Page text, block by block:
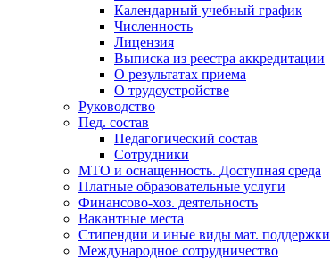
Календарный учебный график
Численность
Лицензия
Выписка из реестра аккредитации
О результатах приема
О трудоустройстве
Руководство
Пед. состав
Педагогический состав
Сотрудники
МТО и оснащенность. Доступная среда
Платные образовательные услуги
Финансово-хоз. деятельность
Вакантные места
Стипендии и иные виды мат. поддержки
Международное сотрудничество